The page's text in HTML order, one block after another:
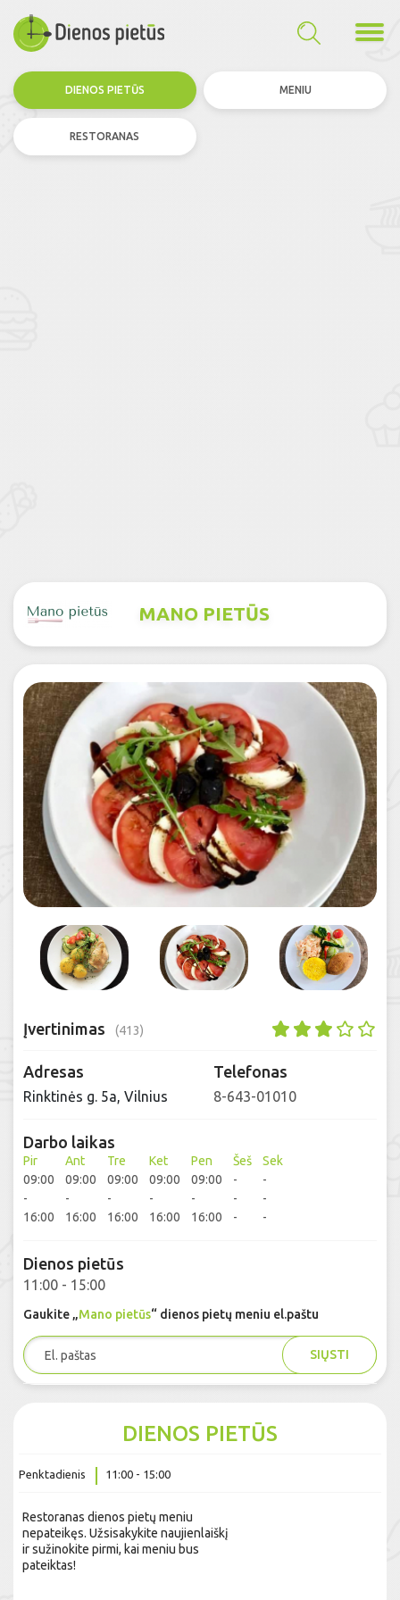
DIENOS PIETŪS MENIU
RESTORANAS
MANO PIETŪS
Įvertinimas (413)
Adresas
Rinktinės g. 5a, Vilnius
Telefonas
8-643-01010
Darbo laikas
Pir
09:00
-
16:00
Ant
09:00
-
16:00
Tre
09:00
-
16:00
Ket
09:00
-
16:00
Pen
09:00
-
16:00
Šeš
-
-
-
Sek
-
-
-
Dienos pietūs
11:00 - 15:00
Gaukite „Mano pietūs“ dienos pietų meniu el.paštu
SIŲSTI
DIENOS PIETŪS
Penktadienis 11:00 - 15:00
Restoranas dienos pietų meniu
nepateikęs. Užsisakykite naujienlaiškį
ir sužinokite pirmi, kai meniu bus
pateiktas!